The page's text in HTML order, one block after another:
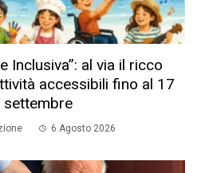
Inclusiva”: al via il ricco
accessibili fino al 17
settembre
6 Agosto 2026